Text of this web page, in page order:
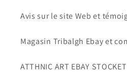
Avis sur le site Web et
Magasin Tribalgh Ebay et
ATTHNIC ART EBAY STOCKET